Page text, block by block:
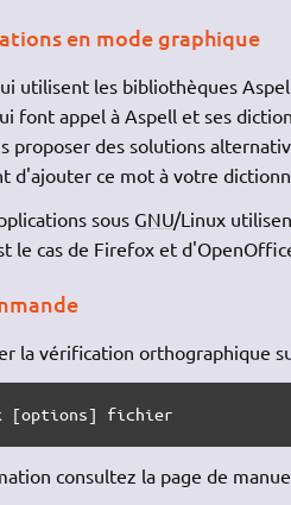
en mode graphique
utilisent les bibliothèques
font appel à Aspell et ses
proposer des solutions
d'ajouter ce mot à votre
sous GNU/Linux
le cas de Firefox et
la vérification orthographique
[options] fichier
consultez la page de